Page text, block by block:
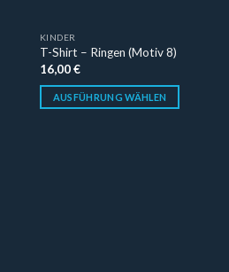
KINDER
T-Shirt – Ringen (Motiv 8)
16,00€
AUSFÜHRUNG WÄHLEN